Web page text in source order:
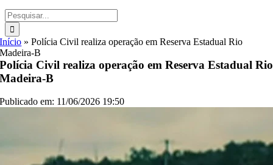
Buscar
resultados
para:
Início »Polícia Civil realiza operação em Reserva Estadual Rio
Madeira-B
Polícia Civil realiza operação em Reserva Estadual Rio
Madeira-B
Publicado em: 11/06/2026 19:50